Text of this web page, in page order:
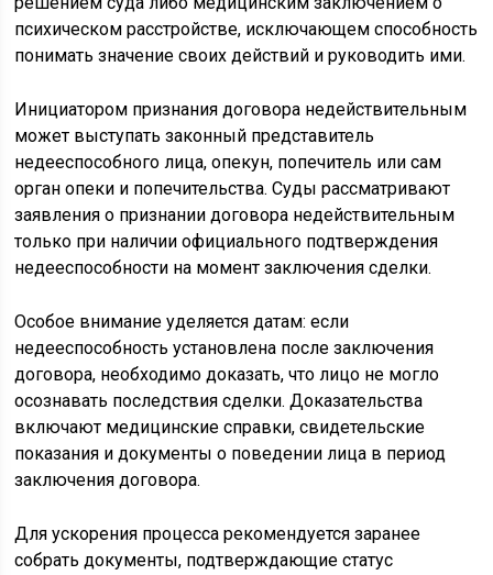
психическом расстройстве, исключающем способность
понимать значение своих действий и руководить ими.
Инициатором признания договора недействительным
может выступать законный представитель
недееспособного лица, опекун, попечитель или сам
орган опеки и попечительства. Суды рассматривают
заявления о признании договора недействительным
только при наличии официального подтверждения
недееспособности на момент заключения сделки.
Особое внимание уделяется датам: если
недееспособность установлена после заключения
договора, необходимо доказать, что лицо не могло
осознавать последствия сделки. Доказательства
включают медицинские справки, свидетельские
показания и документы о поведении лица в период
заключения договора.
Для ускорения процесса рекомендуется заранее
собрать документы, подтверждающие статус